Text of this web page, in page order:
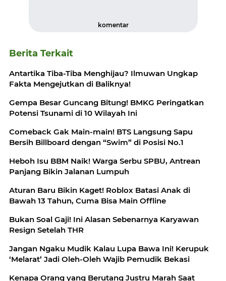
komentar
Berita Terkait
Antartika Tiba-Tiba Menghijau? Ilmuwan Ungkap
Fakta Mengejutkan di Baliknya!
Gempa Besar Guncang Bitung! BMKG Peringatkan
Potensi Tsunami di 10 Wilayah Ini
Comeback Gak Main-main! BTS Langsung Sapu
Bersih Billboard dengan “Swim” di Posisi No.1
Heboh Isu BBM Naik! Warga Serbu SPBU, Antrean
Panjang Bikin Jalanan Lumpuh
Aturan Baru Bikin Kaget! Roblox Batasi Anak di
Bawah 13 Tahun, Cuma Bisa Main Offline
Bukan Soal Gaji! Ini Alasan Sebenarnya Karyawan
Resign Setelah THR
Jangan Ngaku Mudik Kalau Lupa Bawa Ini! Kerupuk
‘Melarat’ Jadi Oleh-Oleh Wajib Pemudik Bekasi
Kenapa Orang yang Berutang Justru Marah Saat